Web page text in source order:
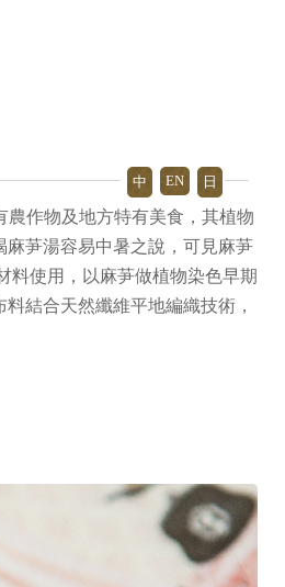
日
EN
中
農作物及地方特有美食，其植物
芛湯容易中暑之說，可見麻芛
料使用，以麻芛做植物染色早期
結合天然纖維平地編織技術，